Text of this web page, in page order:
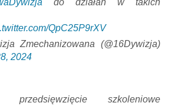
do działań w takich
QpC25P9rXV
Zmechanizowana (@16Dywizja)
2024
przedsięwzięcie szkoleniowe